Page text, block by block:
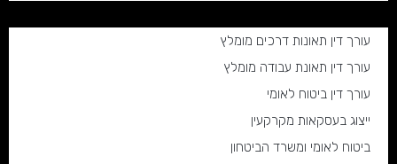
עורך דין תאונות דרכים מומלץ
עורך דין תאונת עבודה מומלץ
עורך דין ביטוח לאומי
ייצוג בעסקאות מקרקעין
ביטוח לאומי ומשרד הביטחון